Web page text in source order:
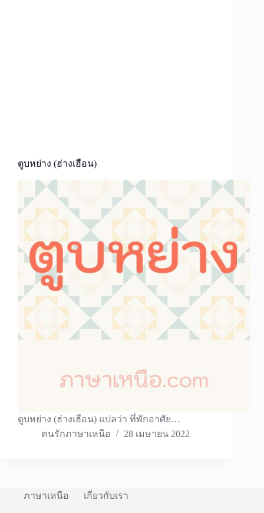
ตูบหย่าง (ฮ่างเฮือน)
ตูบหย่าง (ฮ่างเฮือน) แปลว่า ที่พักอาศัย…
คนรักภาษาเหนือ
28 เมษายน 2022
ภาษาเหนือ เกี่ยวกับเรา